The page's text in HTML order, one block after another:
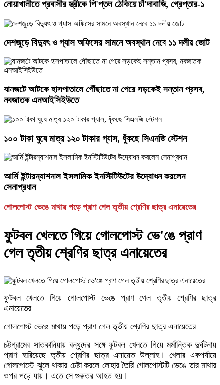
নোয়াখালীতে প্রবাসীর স্ত্রীকে পি'প্তল ঠেকিয়ে চাঁ'দাবাজি, গ্রেপ্তার-১
দেশজুড়ে বিদ্যুৎ ও গ্যাস অফিসের সামনে অবস্থান নেবে ১১ দলীয় জোট
যানজটে আটকে হাসপাতালে পৌঁছাতে না পেরে সড়কেই সন্তান প্রসব,
নবজাতক এনআইসিইউতে
১০০ টাকা ঘুষে মাত্র ১২০ টাকার গ্যাস, ধুঁকছে সিএনজি স্টেশন
আর্মি ইন্টারন্যাশনাল ইসলামিক ইনস্টিটিউটের উদ্বোধন করলেন
সেনাপ্রধান
গোলপোস্ট ভেঙে মাথায় পড়ে প্রাণ গেল তৃতীয় শ্রেণির ছাত্র এনায়েতের
ফুটবল খেলতে গিয়ে গোলপোস্ট ভে'ঙে প্রাণ
গেল তৃতীয় শ্রেণির ছাত্র এনায়েতের
ফুটবল খেলতে গিয়ে গোলপোস্ট ভেঙে প্রাণ গেল তৃতীয় শ্রেণির ছাত্র
এনায়েতের
গোলপোস্ট ভেঙে মাথায় পড়ে প্রাণ গেল তৃতীয় শ্রেণির ছাত্র এনায়েতের
চট্টগ্রামের সাতকানিয়ায় বন্ধুদের সঙ্গে ফুটবল খেলতে গিয়ে মর্মান্তিক দুর্ঘটনায়
প্রাণ হারিয়েছে তৃতীয় শ্রেণির ছাত্র এনায়েত উল্লাহ। খেলার একপর্যায়ে
গোলপোস্টে ঝুলে থাকার চেষ্টা করলে লোহার তৈরি গোলপোস্টটি ভেঙে তার মাথার
ওপর পড়ে যায়। এতে সে গুরুতর আহত হয়।